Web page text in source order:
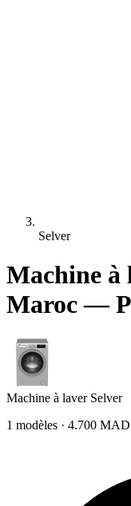
Selver
Machine à
Maroc —
Machine à laver Selver
1 modèles · 4.700